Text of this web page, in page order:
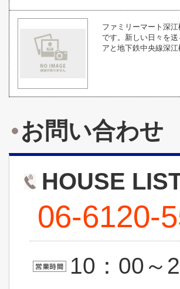
ファミリーマート深
です。新しい日々を
アと地下鉄中央線深
お問い合わせ
HOUSE
06-6120-
10：00～